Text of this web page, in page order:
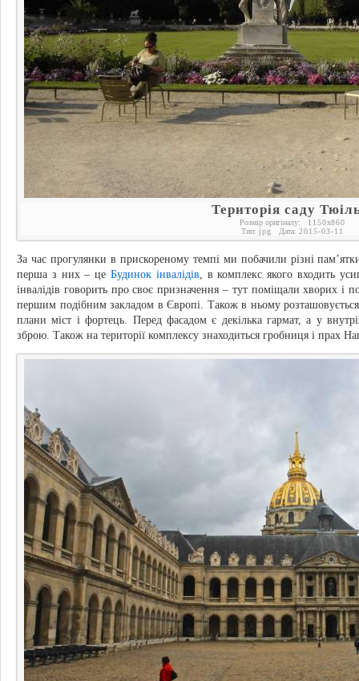
Територія саду
Розмір оригіналу: 1150x860
Тип: jpg Дата: 2015-03-11
За час прогулянки в прискореному темпі ми побачили різні
перша з них – це Будинок інвалідів, в комплекс якого входить
інвалідів говорить про своє призначення – тут поміщали хворих і
першим подібним закладом в Європі. Також в ньому
плани міст і фортець. Перед фасадом є декілька гармат, а у
зброю. Також на території комплексу знаходиться гробниця і прах